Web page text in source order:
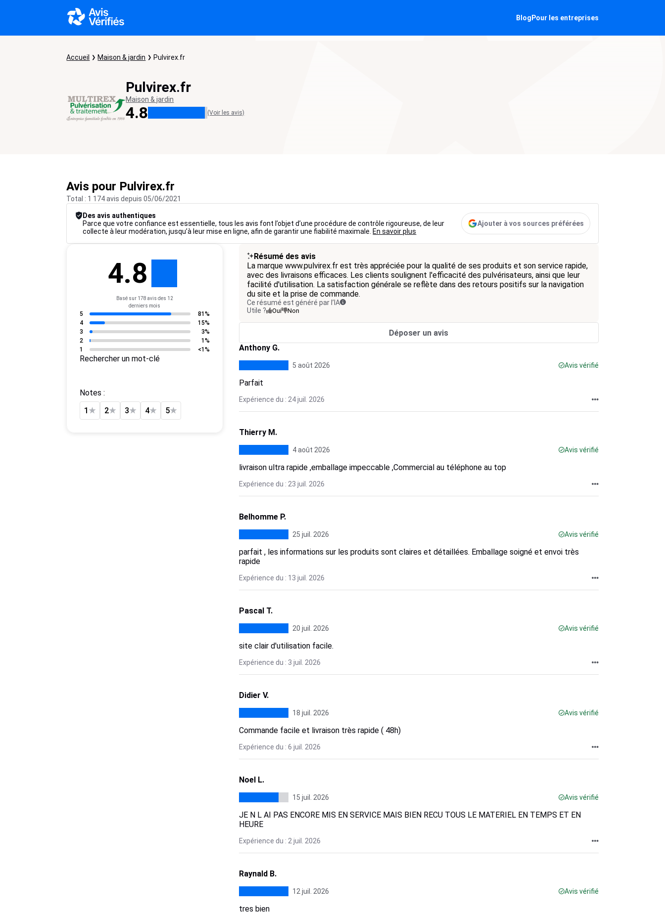
Blog Pour les entreprises
Accueil Maison & jardin Pulvirex.fr
Pulvirex.fr
Maison & jardin
4.8 (Voir les avis)
Avis pour Pulvirex.fr
Total : 1 174 avis depuis 05/06/2021
Des avis authentiques
Parce que votre confiance est essentielle, tous les avis font l’objet d’une procédure de contrôle rigoureuse, de leur
collecte à leur modération, jusqu’à leur mise en ligne, afin de garantir une fiabilité maximale. En savoir plus
Ajouter à vos sources préférées
4.8
Basé sur 178 avis des 12
derniers mois
5
81%
4
15%
3
3%
2
1%
1
<1%
Rechercher un mot-clé
Notes :
1 ★ 2★ 3★ 4★ 5★
Résumé des avis
La marque www.pulvirex.fr est très appréciée pour la qualité de ses produits et son service rapide,
avec des livraisons efficaces. Les clients soulignent l'efficacité des pulvérisateurs, ainsi que leur
facilité d'utilisation. La satisfaction générale se reflète dans des retours positifs sur la navigation
du site et la prise de commande.
Ce résumé est généré par l’IA
Utile ?
Oui Non
Déposer un avis
Anthony G.
5 août 2026 Avis vérifié
Parfait
Expérience du : 24 juil. 2026
Thierry M.
4 août 2026 Avis vérifié
livraison ultra rapide ,emballage impeccable ,Commercial au téléphone au top
Expérience du : 23 juil. 2026
Belhomme P.
25 juil. 2026 Avis vérifié
parfait , les informations sur les produits sont claires et détaillées. Emballage soigné et envoi très
rapide
Expérience du : 13 juil. 2026
Pascal T.
20 juil. 2026 Avis vérifié
site clair d'utilisation facile.
Expérience du : 3 juil. 2026
Didier V.
18 juil. 2026 Avis vérifié
Commande facile et livraison très rapide ( 48h)
Expérience du : 6 juil. 2026
Noel L.
15 juil. 2026 Avis vérifié
JE N L AI PAS ENCORE MIS EN SERVICE MAIS BIEN RECU TOUS LE MATERIEL EN TEMPS ET EN
HEURE
Expérience du : 2 juil. 2026
Raynald B.
12 juil. 2026 Avis vérifié
tres bien